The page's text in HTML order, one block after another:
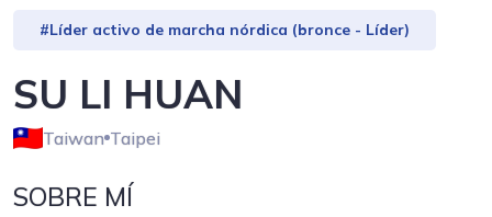
#Líder activo de marcha nórdica (bronce - Líder)
SU LI HUAN
Taiwan Taipei
SOBRE MÍ